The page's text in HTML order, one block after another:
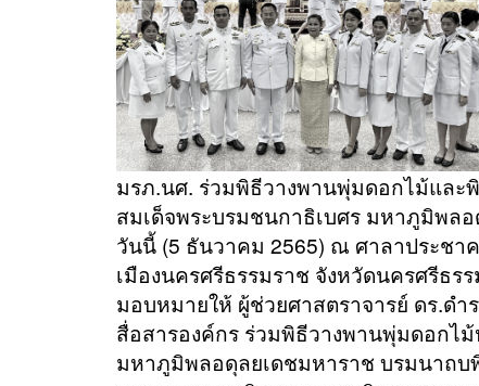
มรภ.นศ. ร่วมพิธีวางพานพุ่มดอกไม้และ
สมเด็จพระบรมชนกาธิเบศร มหาภูมิพล
วันนี้ (5 ธันวาคม 2565) ณ ศาลาประชา
เมืองนครศรีธรรมราช จังหวัดนครศรีธ
มอบหมายให้ ผู้ช่วยศาสตราจารย์ ดร.ด
สื่อสารองค์กร ร่วมพิธีวางพานพุ่มดอกไ
มหาภูมิพลอดุลยเดชมหาราช บรมนาถบ